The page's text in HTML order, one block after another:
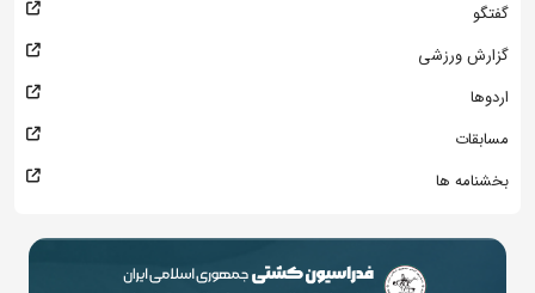
گفتگو
گزارش ورزشی
اردوها
مسابقات
بخشنامه ها